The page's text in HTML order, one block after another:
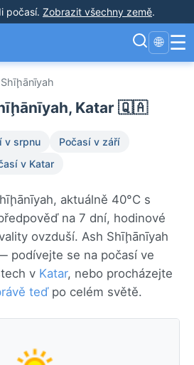
počasí. Zobrazit všechny země.
🌐 ☰
Katar 🇶🇦
v srpnu
Počasí v září
v Katar
aktuálně 40°C s
na 7 dní, hodinové
ovzduší. Ash Shīḩānīyah
podívejte se na počasí ve
v Katar, nebo procházejte
teďpo celém světě.